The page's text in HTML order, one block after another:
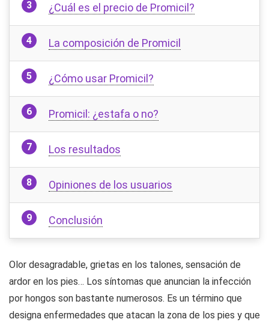
¿Cuál es el precio de Promicil?
La composición de Promicil
¿Cómo usar Promicil?
Promicil: ¿estafa o no?
Los resultados
Opiniones de los usuarios
Conclusión
Olor desagradable, grietas en los talones, sensación de
ardor en los pies… Los síntomas que anuncian la infección
por hongos son bastante numerosos. Es un término que
designa enfermedades que atacan la zona de los pies y que